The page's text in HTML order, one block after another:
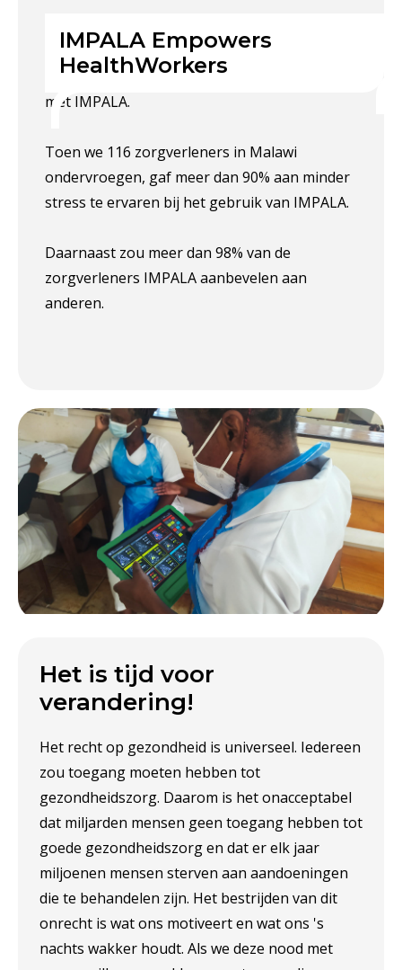
IMPALA Empowers
HealthWorkers
reductie van 45% in monitoringstijd per
dienst, van3,3 uur naar 1,8
met IMPALA.
Toen we 116 zorgverleners in Malawi
ondervroegen, gaf meer dan 90% aan minder
stress te ervaren bij het gebruik van IMPALA.
Daarnaast zou meer dan 98% van de
zorgverleners IMPALA aanbevelen aan
anderen.
Het is tijd voor
verandering!
Het recht op gezondheid is universeel. Iedereen
zou toegang moeten hebben tot
gezondheidszorg. Daarom is het onacceptabel
dat miljarden mensen geen toegang hebben tot
goede gezondheidszorg en dat er elk jaar
miljoenen mensen sterven aan aandoeningen
die te behandelen zijn. Het bestrijden van dit
onrecht is wat ons motiveert en wat ons 's
nachts wakker houdt. Als we deze nood met